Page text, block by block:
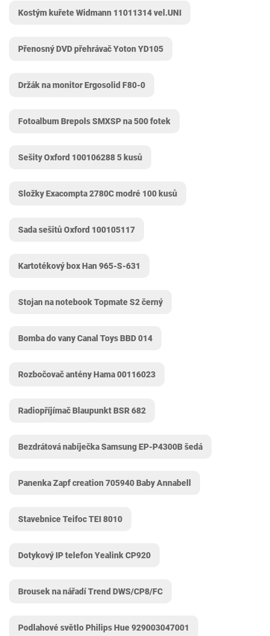
Kostým kuřete Widmann 11011314 vel.UNI
Přenosný DVD přehrávač Yoton YD105
Držák na monitor Ergosolid ‎F80-0
Fotoalbum Brepols SMXSP na 500 fotek
Sešity Oxford 100106288 5 kusů
Složky Exacompta 2780C modré 100 kusů
Sada sešitů Oxford 100105117
Kartotékový box Han 965-S-631
Stojan na notebook Topmate S2 černý
Bomba do vany Canal Toys ‎BBD 014
Rozbočovač antény Hama 00116023
Radiopříjímač Blaupunkt BSR 682
Bezdrátová nabíječka Samsung EP-P4300B šedá
Panenka Zapf creation 705940 Baby Annabell
Stavebnice Teifoc TEI 8010
Dotykový IP telefon Yealink CP920
Brousek na nářadí Trend DWS/CP8/FC
Podlahové světlo Philips Hue 929003047001